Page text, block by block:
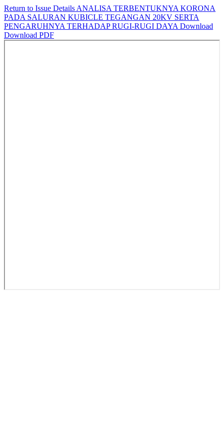
Return to Issue Details ANALISA TERBENTUKNYA KORONA
PADA SALURAN KUBICLE TEGANGAN 20KV SERTA
PENGARUHNYA TERHADAP RUGI-RUGI DAYA Download
Download PDF